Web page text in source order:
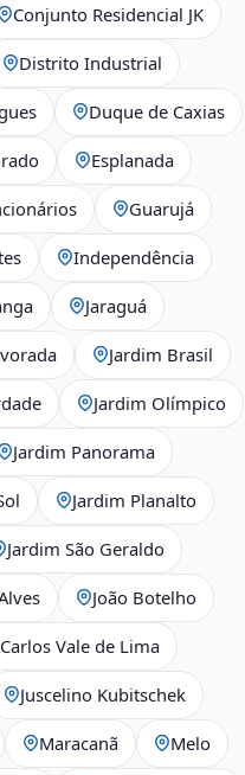
Conjunto Residencial JK
Distrito Industrial
Duque de Caxias
Esplanada
Guarujá
Independência
Jaraguá
Jardim Brasil
Jardim Olímpico
Jardim Panorama
Jardim Planalto
Jardim São Geraldo
João Botelho
Vale de Lima
Juscelino Kubitschek
Maracanã Melo